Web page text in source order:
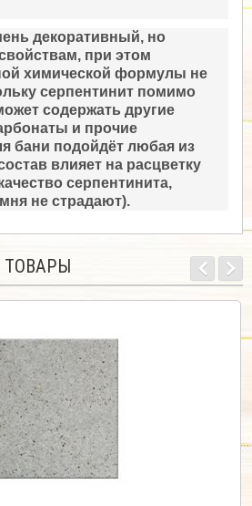
декоративный, но
при этом
химической формулы не
серпентинит помимо
содержать другие
и прочие
бани подойдёт любая из
влияет на расцветку
серпентинита,
не страдают).